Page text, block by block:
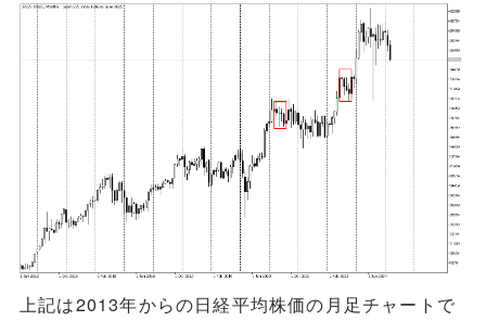
上記は2013年からの日経平均株価の月足チャートで